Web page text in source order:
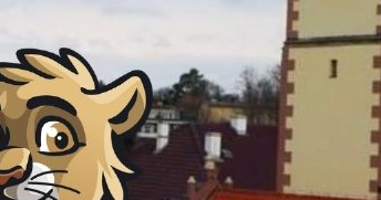
Muži odstartují sérii s